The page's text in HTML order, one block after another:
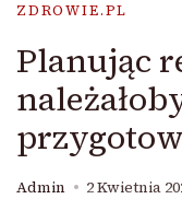
ZDROWIE.PL
Planując
Admin 2 Kwietnia